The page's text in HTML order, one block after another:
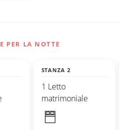
PER LA NOTTE
STANZA 2
1 Letto
matrimoniale